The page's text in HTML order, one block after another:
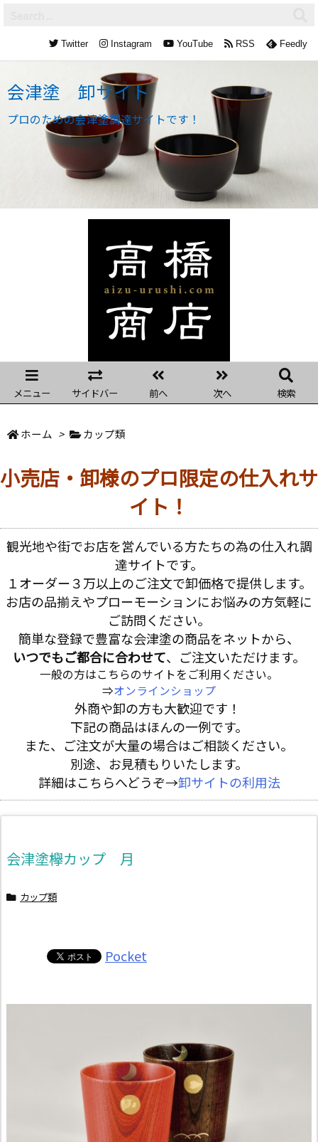
会津塗 卸サイト
プロのための会津塗調達サイトです！
メニュー サイドバー 前へ 次へ 検索
Twitter Instagram YouTube RSS Feedly
ホーム > カップ類
小売店・卸様のプロ限定の仕入れサ
イト！
観光地や街でお店を営んでいる方たちの為の仕入れ調
達サイトです。
１オーダー３万以上のご注文で卸価格で提供します。
お店の品揃えやプローモーションにお悩みの方気軽に
ご訪問ください。
簡単な登録で豊富な会津塗の商品をネットから、
いつでもご都合に合わせて、ご注文いただけます。
一般の方はこちらのサイトをご利用ください。
⇒オンラインショップ
外商や卸の方も大歓迎です！
下記の商品はほんの一例です。
また、ご注文が大量の場合はご相談ください。
別途、お見積もりいたします。
詳細はこちらへどうぞ→卸サイトの利用法
会津塗欅カップ 月
カップ類
Pocket